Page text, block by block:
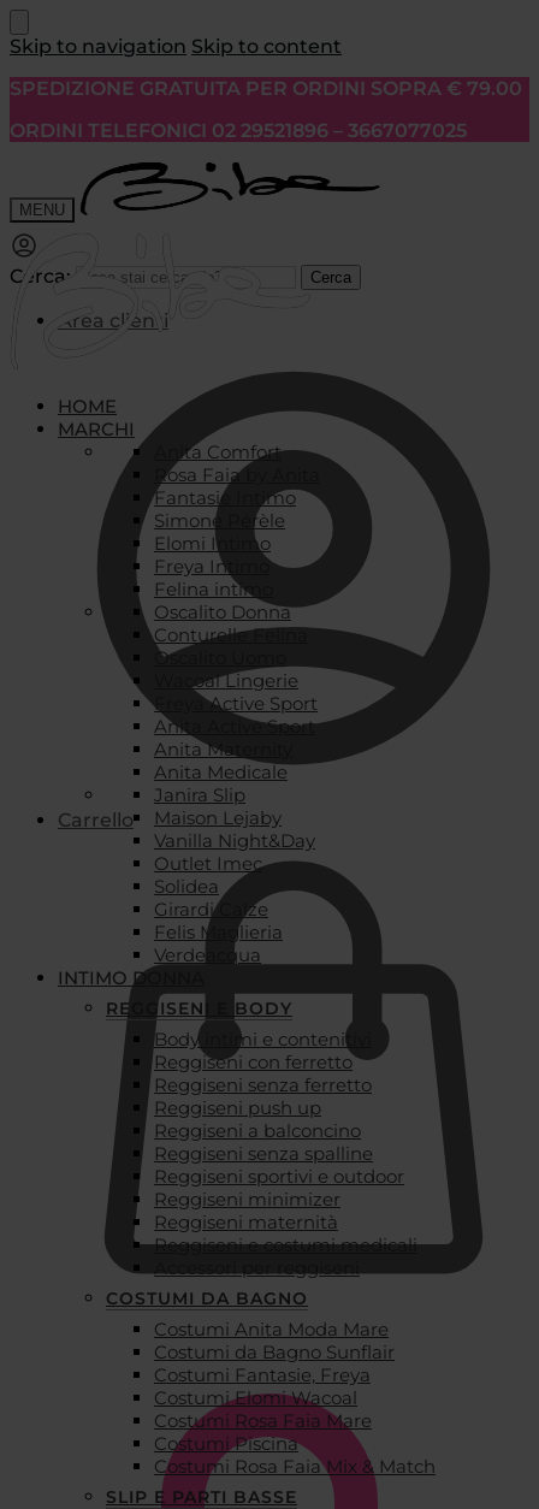
Skip to navigation Skip to content
SPEDIZIONE GRATUITA PER ORDINI SOPRA € 79.00
ORDINI TELEFONICI 02 29521896 – 3667077025
MENU
Cerca: Cerca
Area clienti
Carrello
HOME
MARCHI
Anita Comfort
Rosa Faia by Anita
Fantasie Intimo
Simone Pérèle
Elomi Intimo
Freya Intimo
Felina intimo
Oscalito Donna
Conturelle Felina
Oscalito Uomo
Wacoal Lingerie
Freya Active Sport
Anita Active Sport
Anita Maternity
Anita Medicale
Janira Slip
Maison Lejaby
Vanilla Night&Day
Outlet Imec
Solidea
Girardi Calze
Felis Maglieria
Verdeacqua
INTIMO DONNA
REGGISENI E BODY
Body intimi e contenitivi
Reggiseni con ferretto
Reggiseni senza ferretto
Reggiseni push up
Reggiseni a balconcino
Reggiseni senza spalline
Reggiseni sportivi e outdoor
Reggiseni minimizer
Reggiseni maternità
Reggiseni e costumi medicali
Accessori per reggiseni
COSTUMI DA BAGNO
Costumi Anita Moda Mare
Costumi da Bagno Sunflair
Costumi Fantasie, Freya
Costumi Elomi Wacoal
Costumi Rosa Faia Mare
Costumi Piscina
Costumi Rosa Faia Mix & Match
SLIP E PARTI BASSE